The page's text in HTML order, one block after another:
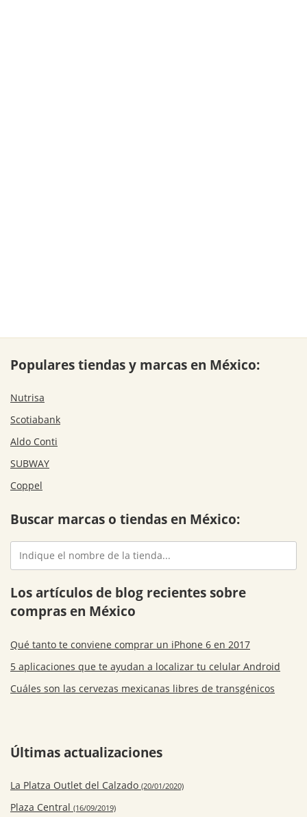
Populares tiendas y marcas en México:
Nutrisa
Scotiabank
Aldo Conti
SUBWAY
Coppel
Buscar marcas o tiendas en México:
Los artículos de blog recientes sobre
compras en México
Qué tanto te conviene comprar un iPhone 6 en 2017
5 aplicaciones que te ayudan a localizar tu celular Android
Cuáles son las cervezas mexicanas libres de transgénicos
Últimas actualizaciones
La Platza Outlet del Calzado (20/01/2020)
Plaza Central (16/09/2019)